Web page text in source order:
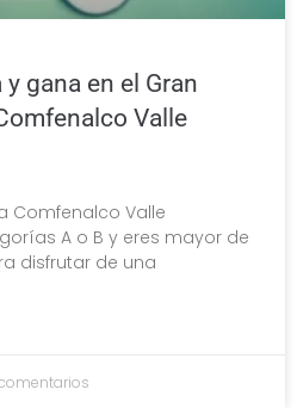
y gana en el Gran
Valle
Comfenalco Valle
A o B y eres mayor de
disfrutar de una